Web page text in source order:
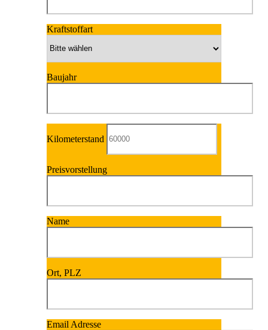
Kraftstoffart
Baujahr
Kilometerstand
Preisvorstellung
Name
Ort, PLZ
Email Adresse